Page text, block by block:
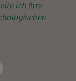
ich Ihre